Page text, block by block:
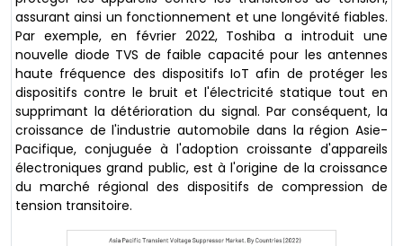
assurant ainsi un fonctionnement et une longévité fiables.
Par exemple, en février 2022, Toshiba a introduit une
nouvelle diode TVS de faible capacité pour les antennes
haute fréquence des dispositifs IoT afin de protéger les
dispositifs contre le bruit et l'électricité statique tout en
supprimant la détérioration du signal. Par conséquent, la
croissance de l'industrie automobile dans la région Asie-
Pacifique, conjuguée à l'adoption croissante d'appareils
électroniques grand public, est à l'origine de la croissance
du marché régional des dispositifs de compression de
tension transitoire.